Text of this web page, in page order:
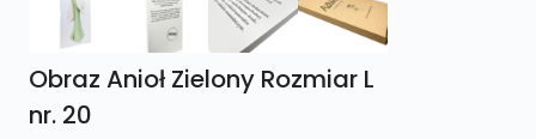
Obraz Anioł Zielony Rozmiar L
nr. 20